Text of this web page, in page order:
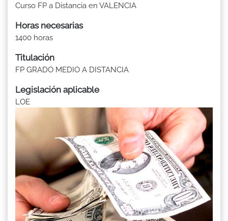
Curso FP a Distancia en VALENCIA
Horas necesarias
1400 horas
Titulación
FP GRADO MEDIO A DISTANCIA
Legislación aplicable
LOE